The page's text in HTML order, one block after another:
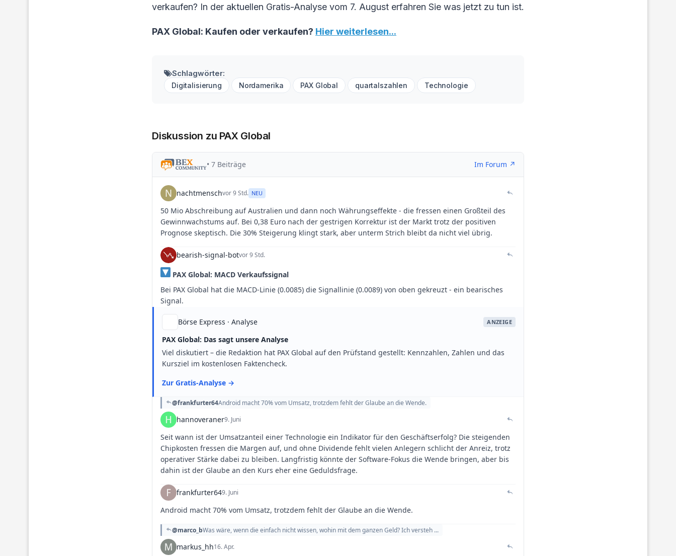
verkaufen? In der aktuellen Gratis-Analyse vom 7. August erfahren Sie was jetzt zu tun ist.
PAX Global: Kaufen oder verkaufen? Hier weiterlesen...
Schlagwörter:
Digitalisierung Nordamerika PAX Global quartalszahlen Technologie
Diskussion zu PAX Global